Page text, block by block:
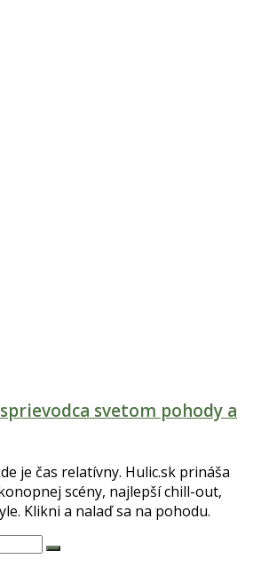
svetom pohody a
je čas relatívny. Hulic.sk prináša
scény, najlepší chill-out,
Klikni a nalaď sa na pohodu.